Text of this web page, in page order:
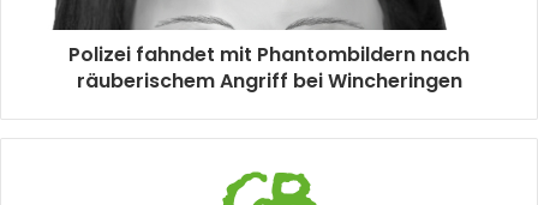
Polizei fahndet mit Phantombildern nach
räuberischem Angriff bei Wincheringen